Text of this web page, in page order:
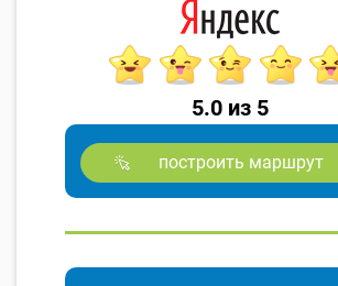
5.0 из 5
построить маршрут